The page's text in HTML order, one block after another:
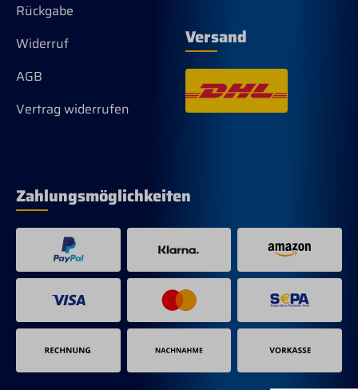
Rückgabe
Widerruf
AGB
Vertrag widerrufen
Versand
Zahlungsmöglichkeiten